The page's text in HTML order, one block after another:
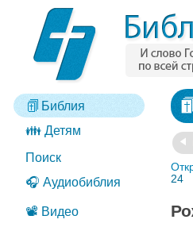
Библия
👪 Детям
Поиск
🎧 Аудиобиблия
📽️ Видео
24